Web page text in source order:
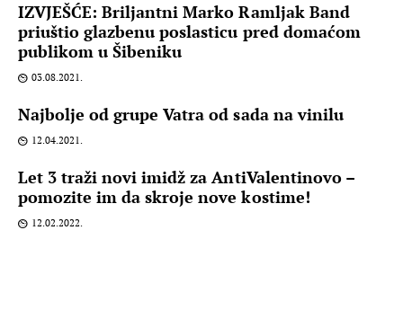
IZVJEŠĆE: Briljantni Marko Ramljak Band
priuštio glazbenu poslasticu pred domaćom
publikom u Šibeniku
03.08.2021.
Najbolje od grupe Vatra od sada na vinilu
12.04.2021.
Let 3 traži novi imidž za AntiValentinovo –
pomozite im da skroje nove kostime!
12.02.2022.